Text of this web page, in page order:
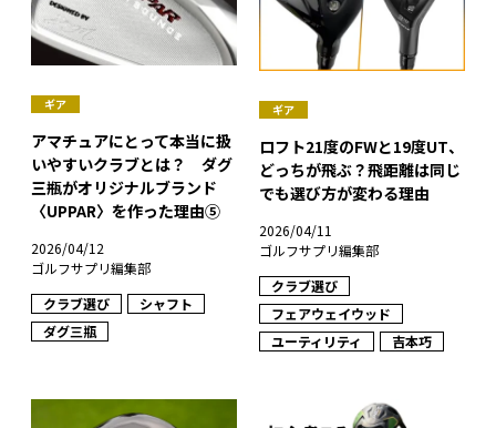
ギア
アマチュアにとって本当に扱
いやすいクラブとは？ ダグ
三瓶がオリジナルブランド
〈UPPAR〉を作った理由⑤
2026/04/12
ゴルフサプリ編集部
クラブ選び
シャフト
ダグ三瓶
ギア
ロフト21度のFWと19度UT、
どっちが飛ぶ？飛距離は同じ
でも選び方が変わる理由
2026/04/11
ゴルフサプリ編集部
クラブ選び
フェアウェイウッド
ユーティリティ
吉本巧